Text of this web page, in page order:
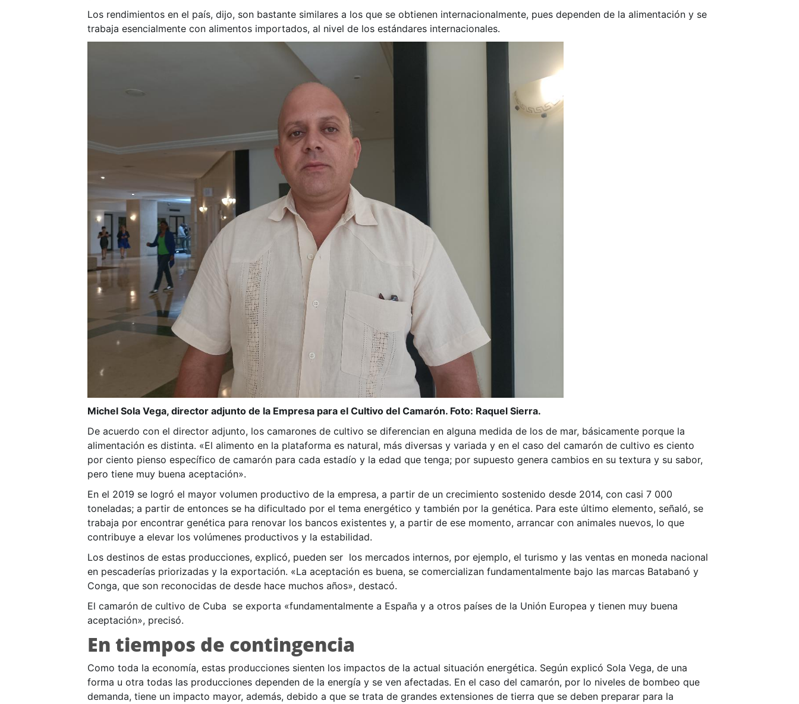
Los rendimientos en el país, dijo, son bastante similares a los que se obtienen internacionalmente, pues dependen de la alimentación y se
trabaja esencialmente con alimentos importados, al nivel de los estándares internacionales.
Michel Sola Vega, director adjunto de la Empresa para el Cultivo del Camarón. Foto: Raquel Sierra.
De acuerdo con el director adjunto, los camarones de cultivo se diferencian en alguna medida de los de mar, básicamente porque la
alimentación es distinta. «El alimento en la plataforma es natural, más diversas y variada y en el caso del camarón de cultivo es ciento
por ciento pienso específico de camarón para cada estadío y la edad que tenga; por supuesto genera cambios en su textura y su sabor,
pero tiene muy buena aceptación».
En el 2019 se logró el mayor volumen productivo de la empresa, a partir de un crecimiento sostenido desde 2014, con casi 7 000
toneladas; a partir de entonces se ha dificultado por el tema energético y también por la genética. Para este último elemento, señaló, se
trabaja por encontrar genética para renovar los bancos existentes y, a partir de ese momento, arrancar con animales nuevos, lo que
contribuye a elevar los volúmenes productivos y la estabilidad.
Los destinos de estas producciones, explicó, pueden ser los mercados internos, por ejemplo, el turismo y las ventas en moneda nacional
en pescaderías priorizadas y la exportación. «La aceptación es buena, se comercializan fundamentalmente bajo las marcas Batabanó y
Conga, que son reconocidas de desde hace muchos años», destacó.
El camarón de cultivo de Cuba se exporta «fundamentalmente a España y a otros países de la Unión Europea y tienen muy buena
aceptación», precisó.
En tiempos de contingencia
Como toda la economía, estas producciones sienten los impactos de la actual situación energética. Según explicó Sola Vega, de una
forma u otra todas las producciones dependen de la energía y se ven afectadas. En el caso del camarón, por lo niveles de bombeo que
demanda, tiene un impacto mayor, además, debido a que se trata de grandes extensiones de tierra que se deben preparar para la